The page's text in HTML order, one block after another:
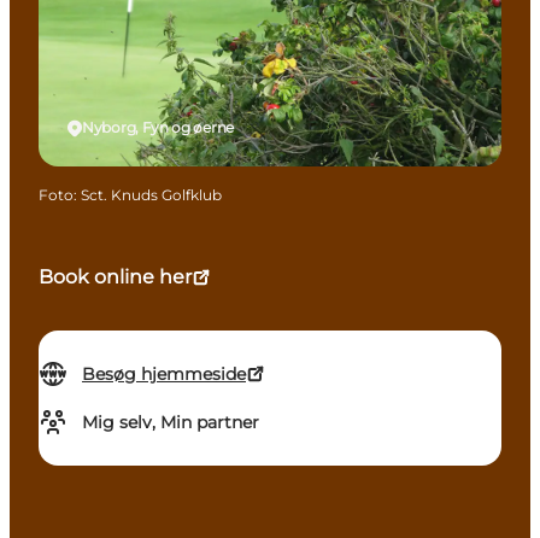
Book online her
Besøg hjemmeside
Mig selv, Min partner
Nyborg, Fyn og øerne
Foto: Sct. Knuds Golfklub